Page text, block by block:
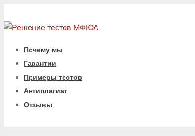
Почему мы
Гарантии
Примеры тестов
Антиплагиат
Отзывы